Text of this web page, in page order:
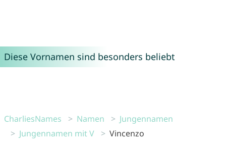
Diese Vornamen sind besonders beliebt
CharliesNames Namen
Jungennamen
Jungennamen mit V
Vincenzo